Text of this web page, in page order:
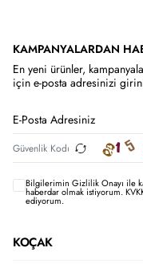
KAMPANYALARDAN
En yeni ürünler,
için e-posta adresinizi
Bilgilerimin Gizlilik Onayı ile
haberdar olmak istiyorum.
ediyorum.
KOÇAK